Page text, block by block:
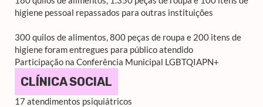
higiene pessoal repassados para outras instituições
300 quilos de alimentos, 800 peças de roupa e 200 itens de
higiene foram entregues para público atendido
Participação na Conferência Municipal LGBTQIAPN+
CLÍNICA SOCIAL
17 atendimentos psiquiátricos